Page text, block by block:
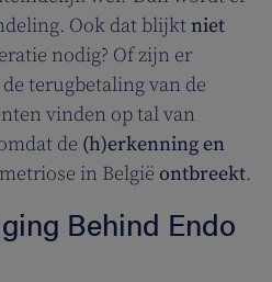
Ook dat blijktniet
nodig? Of zijn er
terugbetaling van de
vinden op tal van
de (h)erkenning en
in België ontbreekt.
Behind Endo